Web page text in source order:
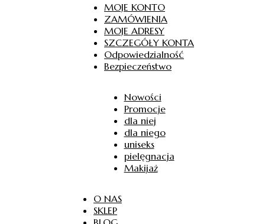
MOJE KONTO
ZAMÓWIENIA
MOJE ADRESY
SZCZEGÓŁY KONTA
Odpowiedzialność
Bezpieczeństwo
Nowości
Promocje
dla niej
dla niego
uniseks
pielęgnacja
Makijaż
O NAS
SKLEP